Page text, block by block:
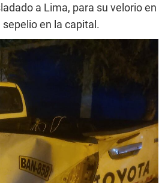
a Lima, para su velorio en
en la capital.